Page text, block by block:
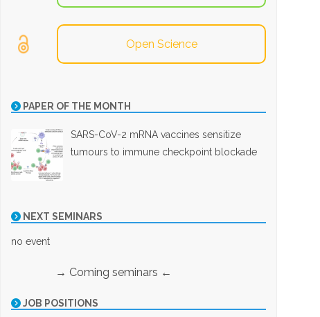
Open Science
PAPER OF THE MONTH
SARS-CoV-2 mRNA vaccines sensitize
tumours to immune checkpoint blockade
NEXT SEMINARS
no event
→ Coming seminars ←
JOB POSITIONS